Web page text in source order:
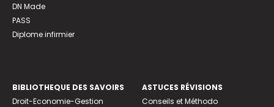
DN Made
PASS
Diplome infirmier
BIBLIOTHEQUE DES SAVOIRS
Droit-Economie-Gestion
ASTUCES RÉVISIONS
Conseils et Méthodo